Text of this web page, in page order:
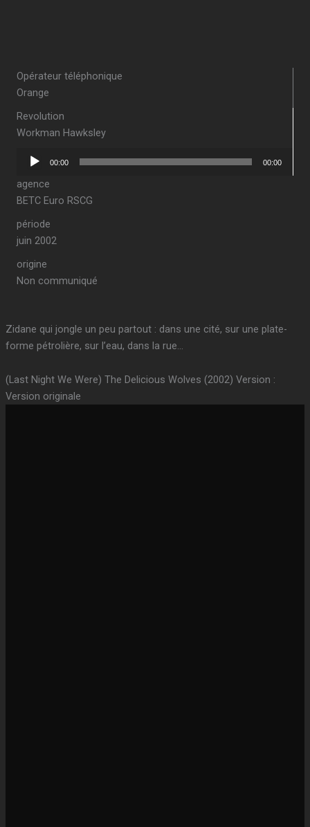
Opérateur téléphonique
Orange
Revolution
Workman Hawksley
Lecteur
00:00 00:00
agence
BETC Euro RSCG
période
juin 2002
origine
Non communiqué
Zidane qui jongle un peu partout : dans une cité, sur une plate-
forme pétrolière, sur l’eau, dans la rue…
(Last Night We Were) The Delicious Wolves (2002) Version :
Version originale